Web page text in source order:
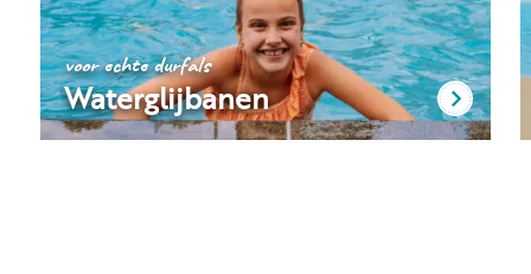
voor echte durfals
Waterglijbanen